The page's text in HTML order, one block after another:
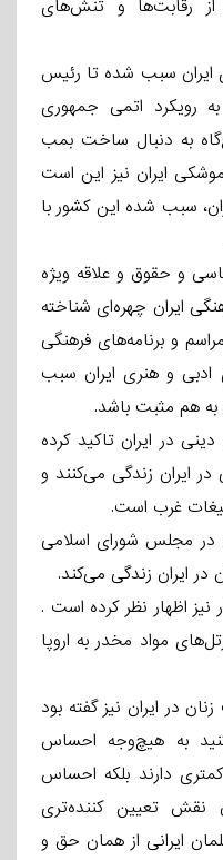
رقابت‌ها و تنش‌های
سبب شده تا رئیس
رویکرد اتمی جمهوری
به دنبال ساخت بمب
ایران نیز این است
سبب شده این کشور با
و حقوق و علاقه ویژه
ایران چهره‌ای شناخته
و برنامه‌های فرهنگی
ادبی و هنری ایران سبب
هم مثبت باشد.
در ایران تاکید کرده
ایران زندگی می‌کنند و
غرب است.
در مجلس شورای اسلامی
ایران زندگی می‌کند.
نیز اظهار نظر کرده است .
مواد مخدر به اروپا
در ایران نیز گفته بود
به هیچ‌وجه احساس
دارند بلکه احساس
نقش تعیین کننده‌تری
ایرانی از همان حق و